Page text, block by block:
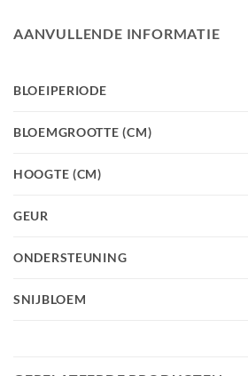
AANVULLENDE INFORMATIE
BLOEIPERIODE
BLOEMGROOTTE (CM)
HOOGTE (CM)
GEUR
ONDERSTEUNING
SNIJBLOEM